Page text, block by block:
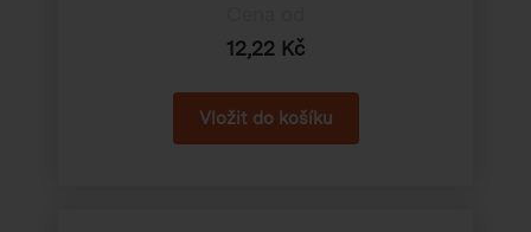
12,22 Kč